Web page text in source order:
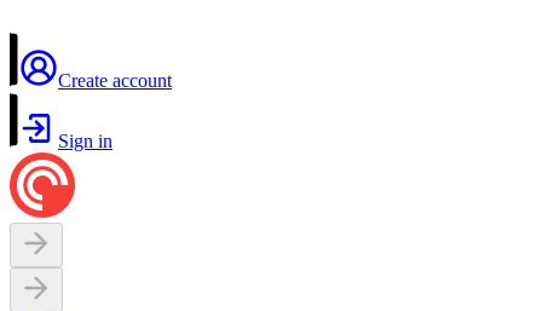
Create account
Sign in